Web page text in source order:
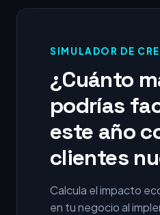
SIMULADOR DE
¿Cuánto
podrías
este año
clientes
Calcula el impacto
en tu negocio al